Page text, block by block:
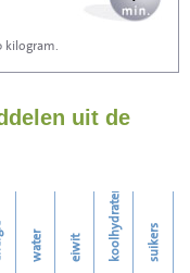
156
180
kilogram.
uit de
water eiwit koolhydraten suikers